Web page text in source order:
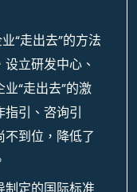
“走出去”的方法
立研发中心、
“走出去”的激
引、咨询引
到位，降低了